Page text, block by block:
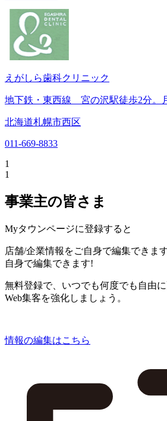
えがしら歯科クリニック
地下鉄・東西線 宮の沢駅徒歩2分。
北海道札幌市西区
011-669-8833
1
1
事業主の皆さま
Myタウンページに登録すると
店舗/企業情報をご自身で編集できま
自身で編集できます!
無料登録で、いつでも何度でも自由に
Web集客を強化しましょう。
情報の編集はこちら